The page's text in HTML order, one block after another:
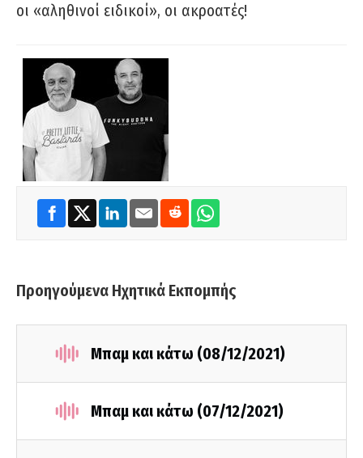
οι «αληθινοί ειδικοί», οι ακροατές!
Προηγούμενα Ηχητικά Εκπομπής
Μπαμ και κάτω (08/12/2021)
Μπαμ και κάτω (07/12/2021)